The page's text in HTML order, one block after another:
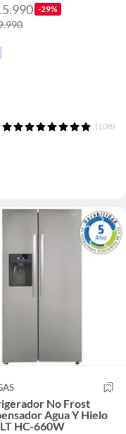
-29%
(108)
No Frost
Agua Y Hielo
HC-660W